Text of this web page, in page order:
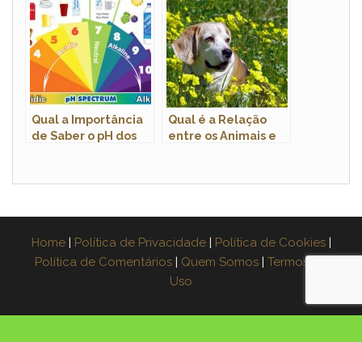
Qual a Importância
de Saber o pH dos
Qual é a Relação
entre os Animais e
Home Política de Privacidade Política de Cookies
Política de Comentários
Quem Somos
Termos de
Uso